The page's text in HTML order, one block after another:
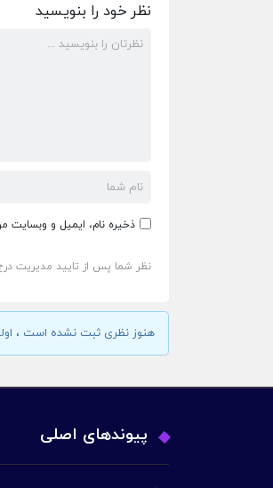
نظر خود را بنویسید
ذخیره نام، ایمیل و وبسایت
نظر شما پس از تایید مدیریت
هنوز نظری ثبت نشده است ،
پیوندهای اصلی